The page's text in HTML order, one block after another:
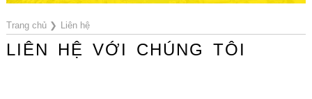
Trang chủ❯ Liên hệ
LIÊN HỆ VỚI CHÚNG TÔI